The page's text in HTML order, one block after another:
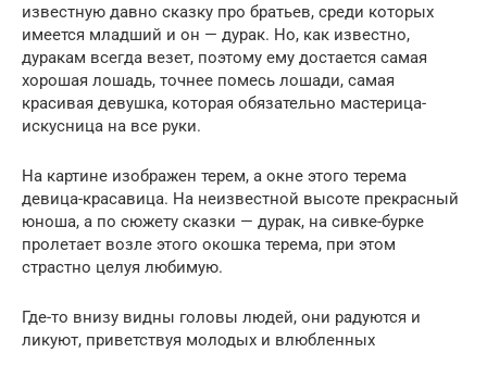
известную давно сказку про братьев, среди которых
имеется младший и он — дурак. Но, как известно,
дуракам всегда везет, поэтому ему достается самая
хорошая лошадь, точнее помесь лошади, самая
красивая девушка, которая обязательно мастерица-
искусница на все руки.
На картине изображен терем, а окне этого терема
девица-красавица. На неизвестной высоте прекрасный
юноша, а по сюжету сказки — дурак, на сивке-бурке
пролетает возле этого окошка терема, при этом
страстно целуя любимую.
Где-то внизу видны головы людей, они радуются и
ликуют, приветствуя молодых и влюбленных